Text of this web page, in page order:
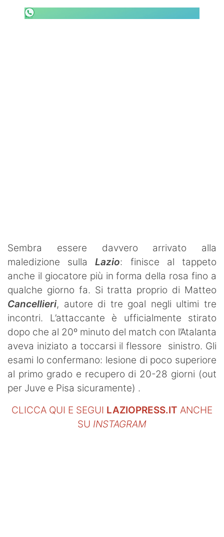
SHOP LAZIO
Sembra essere davvero arrivato alla
maledizione sullaLazio: finisce al tappeto
anche il giocatore più in forma della rosa fino a
qualche giorno fa. Si tratta proprio di Matteo
Cancellieri, autore di tre goal negli ultimi tre
incontri. L’attaccante è ufficialmente stirato
dopo che al 20º minuto del match con l’Atalanta
aveva iniziato a toccarsi il flessore sinistro. Gli
esami lo confermano: lesione di poco superiore
al primo grado e recupero di 20-28 giorni (out
per Juve e Pisa sicuramente) .
CLICCA QUI E SEGUI LAZIOPRESS.IT ANCHE
SU INSTAGRAM